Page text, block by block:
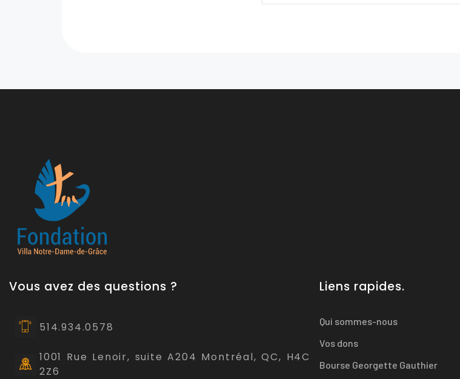
Vous avez des questions ?
514.934.0578
1001 Rue Lenoir, suite A204 Montréal, QC, H4C
2Z6
Liens rapides.
Qui sommes-nous
Vos dons
Bourse Georgette Gauthier